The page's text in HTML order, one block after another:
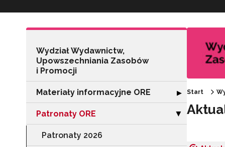
Wydział Wydawnictw,
Upowszechniania Zasobów
i Promocji
Materiały informacyjne ORE Rozwiń sekcję
▶
Patronaty ORE Zwiń sekcję
▶
Patronaty 2026
Start